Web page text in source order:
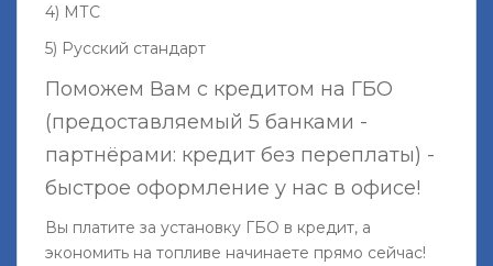
4) МТС
5) Русский стандарт
Поможем Вам с кредитом на ГБО
(предоставляемый 5 банками -
партнёрами: кредит без переплаты) -
быстрое оформление у нас в офисе!
Вы платите за установку ГБО в кредит, а
экономить на топливе начинаете прямо сейчас!